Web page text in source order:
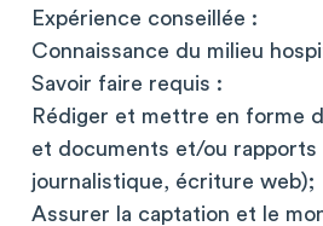
Expérience conseillée :
Connaissance du milieu
Savoir faire requis :
Rédiger et mettre en forme
et documents et/ou rapports
journalistique, écriture web);
Assurer la captation et le